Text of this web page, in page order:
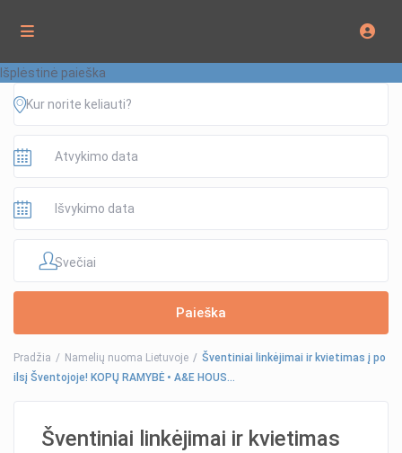
Išplėstinė paieška
Svečiai
Pradžia Namelių nuoma Lietuvoje
Šventiniai linkėjimai ir kvietimas į po
ilsį Šventojoje! KOPŲ RAMYBĖ • A&E HOUS…
Šventiniai linkėjimai ir kvietimas